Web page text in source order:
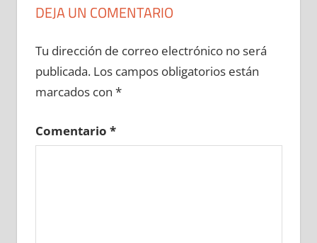
DEJA UN COMENTARIO
Tu dirección de correo electrónico no será
publicada. Los campos obligatorios están
marcados con *
Comentario *